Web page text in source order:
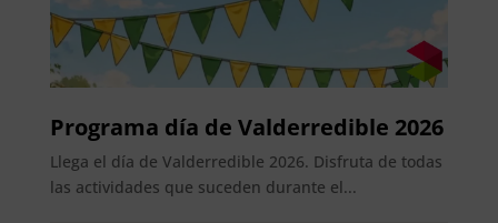
Programa día de Valderredible 2026
Llega el día de Valderredible 2026. Disfruta de todas
las actividades que suceden durante el...